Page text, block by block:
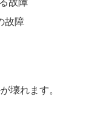
故障
故障
壊れます。